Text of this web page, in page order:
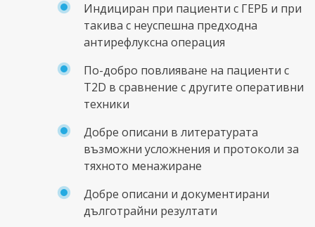
Индициран при пациенти с ГЕРБ и при
такива с неуспешна предходна
антирефлуксна операция
По-добро повлияване на пациенти с
T2D в сравнение с другите оперативни
техники
Добре описани в литературата
възможни усложнения и протоколи за
тяхното менажиране
Добре описани и документирани
дълготрайни резултати